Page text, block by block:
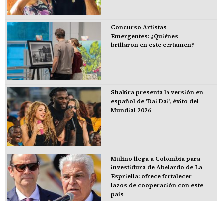
Concurso Artistas
Emergentes: ¿Quiénes
brillaron en este certamen?
Shakira presenta la versión en
español de 'Dai Dai', éxito del
Mundial 2026
Mulino llega a Colombia para
investidura de Abelardo de La
Espriella: ofrece fortalecer
lazos de cooperación con este
país